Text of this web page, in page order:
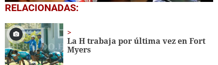
0
seconds
25
seconds
RELACIONADAS:
La H trabaja por última vez en Fort
Myers